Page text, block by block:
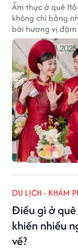
Ẩm thực ở quê
không chỉ bằng
bởi hương vị
nét giản dị ấy là
giữ qua nhiều thế
DU LỊCH - KHÁM
Điều gì ở
khiến nhiều
về?